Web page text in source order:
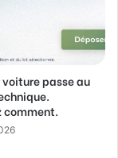
voiture passe au
comment.